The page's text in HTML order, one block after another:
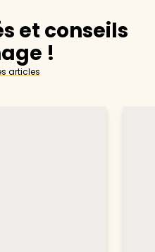
et conseils
!
articles